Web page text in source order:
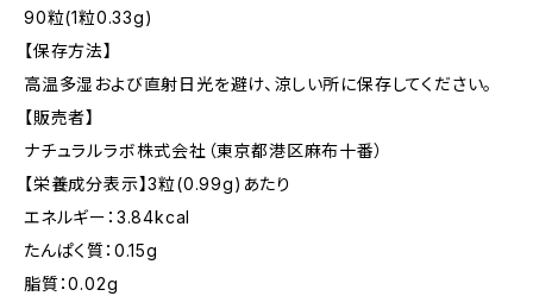
90粒(1粒0.33g)
【保存方法】
高温多湿および直射日光を避け、涼しい所に保存してください。
【販売者】
ナチュラルラボ株式会社（東京都港区麻布十番）
【栄養成分表示】3粒(0.99g)あたり
エネルギー：3.84kcal
たんぱく質：0.15g
脂質：0.02g